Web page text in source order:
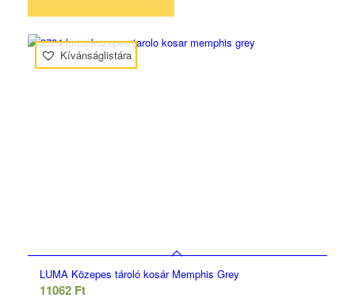
Kívánságlistára
LUMA Közepes tároló kosár Memphis Grey
11062 Ft